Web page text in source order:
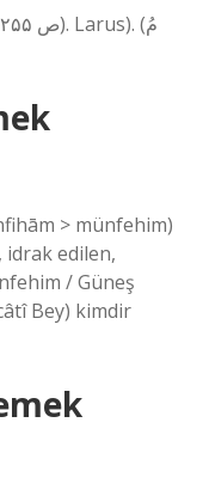
edilen,
/ Güneş
Bey) kimdir